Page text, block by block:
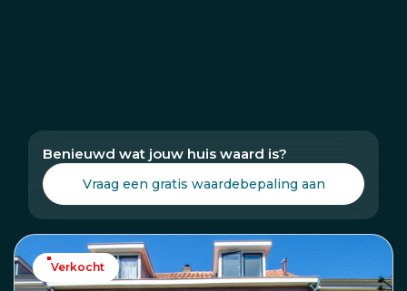
Benieuwd wat jouw huis waard is?
Vraag een gratis waardebepaling aan
Verkocht